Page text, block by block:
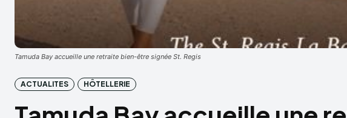
Tamuda Bay accueille une retraite bien-être signée St. Regis
ACTUALITES HÔTELLERIE